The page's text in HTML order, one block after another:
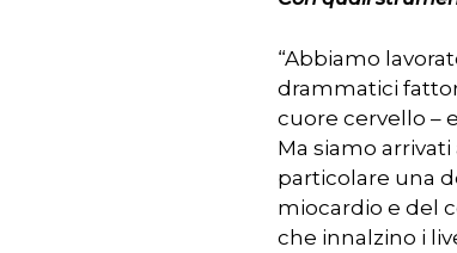
“Abbiamo
drammatici
cuore cervello –
Ma siamo
particolare una
miocardio e del
che innalzino i